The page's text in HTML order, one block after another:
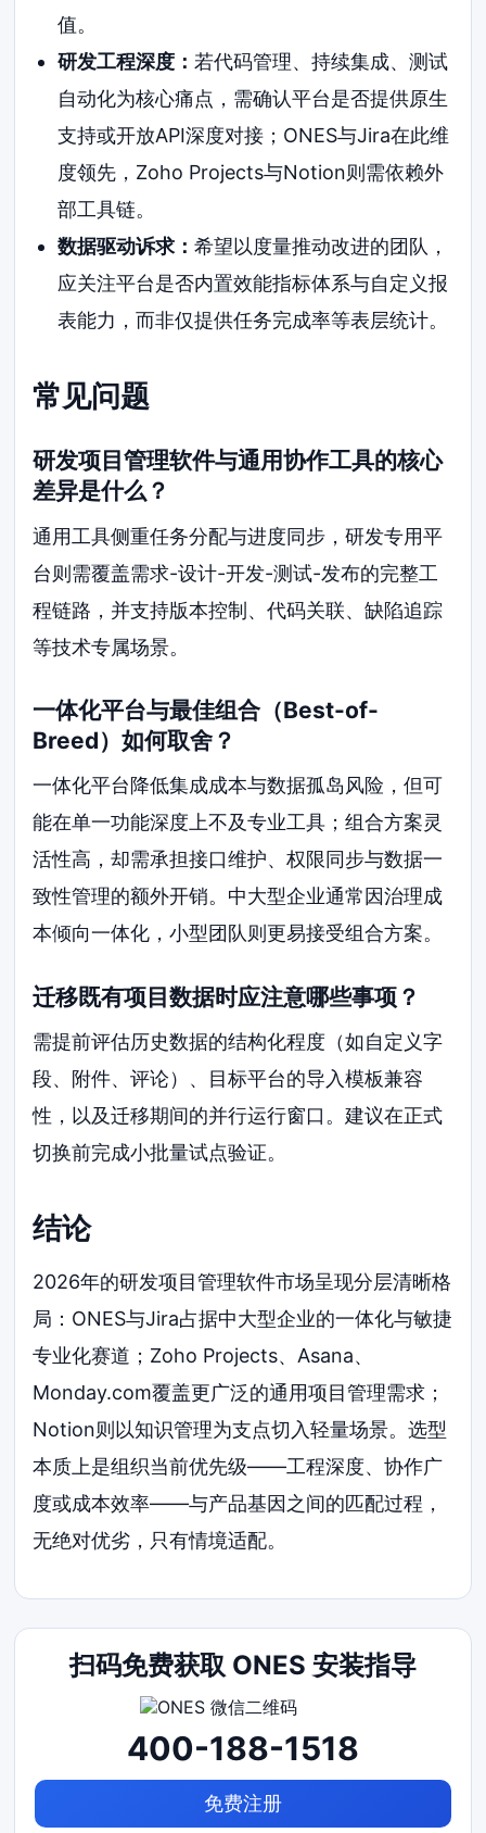
值。
研发工程深度： 若代码管理、持续集成、测试
自动化为核心痛点，需确认平台是否提供原生
支持或开放API深度对接；ONES与Jira在此维
度领先，Zoho Projects与Notion则需依赖外
部工具链。
数据驱动诉求： 希望以度量推动改进的团队，
应关注平台是否内置效能指标体系与自定义报
表能力，而非仅提供任务完成率等表层统计。
常见问题
研发项目管理软件与通用协作工具的核心
差异是什么？
通用工具侧重任务分配与进度同步，研发专用平
台则需覆盖需求-设计-开发-测试-发布的完整工
程链路，并支持版本控制、代码关联、缺陷追踪
等技术专属场景。
一体化平台与最佳组合（Best-of-
Breed）如何取舍？
一体化平台降低集成成本与数据孤岛风险，但可
能在单一功能深度上不及专业工具；组合方案灵
活性高，却需承担接口维护、权限同步与数据一
致性管理的额外开销。中大型企业通常因治理成
本倾向一体化，小型团队则更易接受组合方案。
迁移既有项目数据时应注意哪些事项？
需提前评估历史数据的结构化程度（如自定义字
段、附件、评论）、目标平台的导入模板兼容
性，以及迁移期间的并行运行窗口。建议在正式
切换前完成小批量试点验证。
结论
2026年的研发项目管理软件市场呈现分层清晰格
局：ONES与Jira占据中大型企业的一体化与敏捷
专业化赛道；Zoho Projects、Asana、
Monday.com覆盖更广泛的通用项目管理需求；
Notion则以知识管理为支点切入轻量场景。选型
本质上是组织当前优先级——工程深度、协作广
度或成本效率——与产品基因之间的匹配过程，
无绝对优劣，只有情境适配。
扫码免费获取 ONES 安装指导
400-188-1518
免费注册